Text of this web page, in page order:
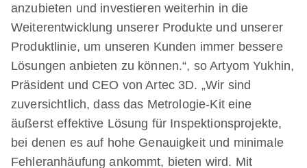
anzubieten und investieren weiterhin in die
Weiterentwicklung unserer Produkte und unserer
Produktlinie, um unseren Kunden immer bessere
Lösungen anbieten zu können.“, so Artyom Yukhin,
Präsident und CEO von Artec 3D. „Wir sind
zuversichtlich, dass das Metrologie-Kit eine
äußerst effektive Lösung für Inspektionsprojekte,
bei denen es auf hohe Genauigkeit und minimale
Fehleranhäufung ankommt, bieten wird. Mit